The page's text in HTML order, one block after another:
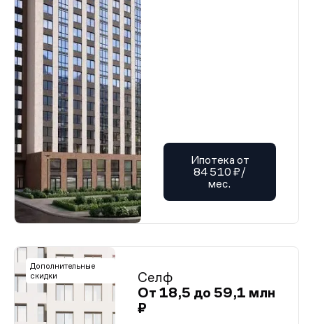
Ипотека от
84 510 ₽/
мес.
Дополнительные
скидки
Селф
От 18,5 до 59,1 млн
₽